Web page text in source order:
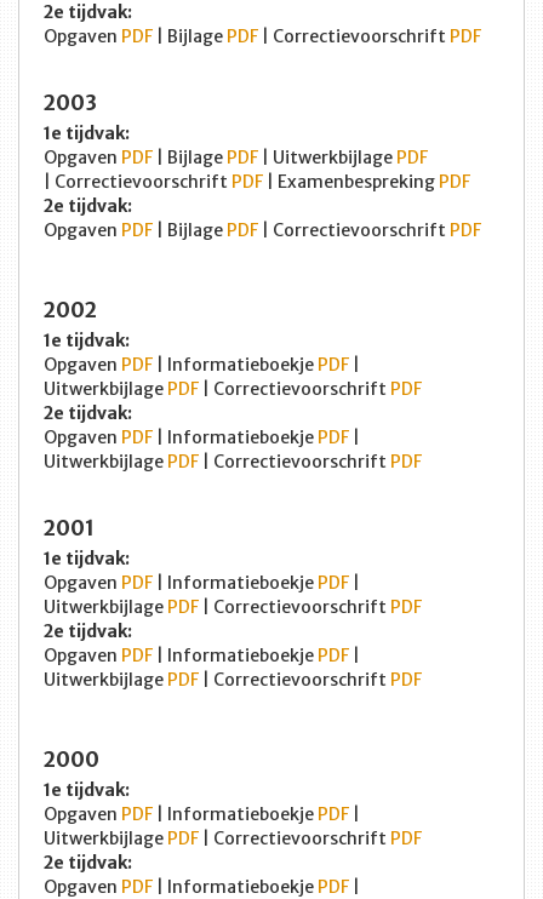
2e tijdvak:
Opgaven PDF | Bijlage PDF | Correctievoorschrift PDF
2003
1e tijdvak:
Opgaven PDF | Bijlage PDF | Uitwerkbijlage PDF
| Correctievoorschrift PDF | Examenbespreking PDF
2e tijdvak:
Opgaven PDF | Bijlage PDF | Correctievoorschrift PDF
2002
1e tijdvak:
Opgaven PDF | Informatieboekje PDF
Uitwerkbijlage PDF | Correctievoorschrift PDF
2e tijdvak:
Opgaven PDF | Informatieboekje PDF
Uitwerkbijlage PDF | Correctievoorschrift PDF
2001
1e tijdvak:
Opgaven PDF | Informatieboekje PDF
Uitwerkbijlage PDF | Correctievoorschrift PDF
2e tijdvak:
Opgaven PDF | Informatieboekje PDF
Uitwerkbijlage PDF | Correctievoorschrift PDF
2000
1e tijdvak:
Opgaven PDF | Informatieboekje PDF
Uitwerkbijlage PDF | Correctievoorschrift PDF
2e tijdvak:
Opgaven PDF | Informatieboekje PDF